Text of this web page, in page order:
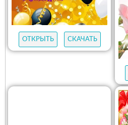
ОТКРЫТЬ СКАЧАТЬ